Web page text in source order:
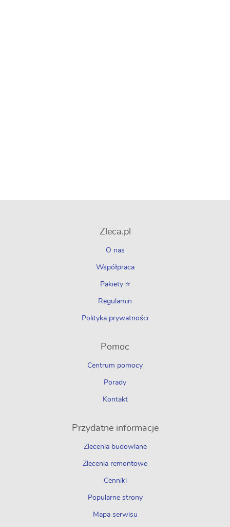
Zleca.pl
O nas
Współpraca
Pakiety ⭐
Regulamin
Polityka prywatności
Pomoc
Centrum pomocy
Porady
Kontakt
Przydatne informacje
Zlecenia budowlane
Zlecenia remontowe
Cenniki
Popularne strony
Mapa serwisu